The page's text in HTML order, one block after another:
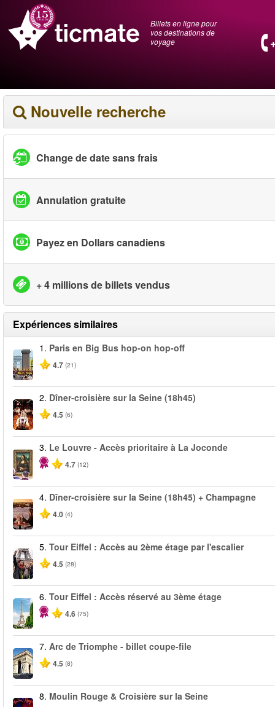
Billets en ligne pour
vos destinations de
voyage
Nouvelle recherche
Change de date sans frais
Annulation gratuite
Payez en Dollars canadiens
+ 4 millions de billets vendus
Expériences similaires
1. Paris en Big Bus hop-on hop-off
4.7 (21)
2. Dîner-croisière sur la Seine (18h45)
4.5 (6)
3. Le Louvre - Accès prioritaire à La Joconde
4.7 (12)
4. Dîner-croisière sur la Seine (18h45) + Champagne
4.0 (4)
5. Tour Eiffel : Accès au 2ème étage par l'escalier
4.5 (28)
6. Tour Eiffel : Accès réservé au 3ème étage
4.6 (75)
7. Arc de Triomphe - billet coupe-file
4.5 (8)
8. Moulin Rouge & Croisière sur la Seine